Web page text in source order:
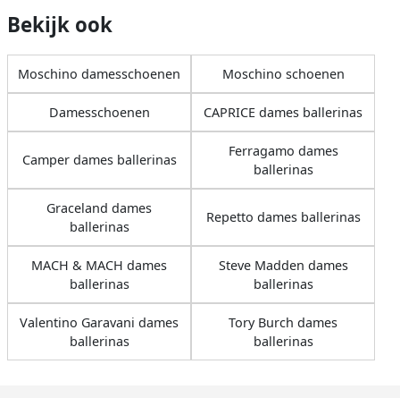
Bekijk ook
Moschino damesschoenen Moschino schoenen
Damesschoenen CAPRICE dames ballerinas
Camper dames ballerinas
Ferragamo dames
ballerinas
Graceland dames
ballerinas
Repetto dames ballerinas
MACH & MACH dames
ballerinas
Steve Madden dames
ballerinas
Valentino Garavani dames
ballerinas
Tory Burch dames
ballerinas